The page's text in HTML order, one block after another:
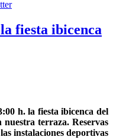
fiesta ibicenca
h. la fiesta ibicenca del
terraza. Reservas
instalaciones deportivas